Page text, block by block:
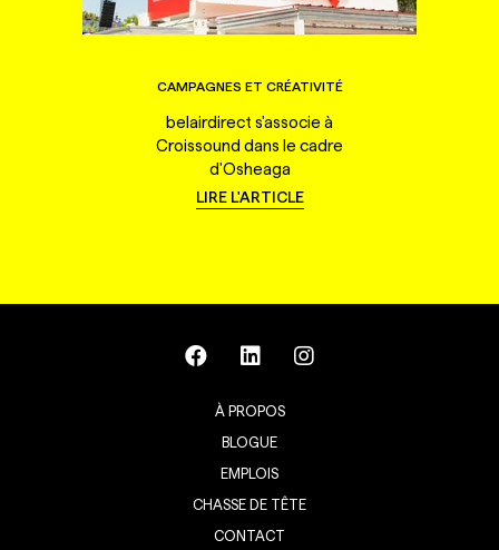
CAMPAGNES ET CRÉATIVITÉ
belairdirect s'associe à
Croissound dans le cadre
d'Osheaga
LIRE L'ARTICLE
À PROPOS
BLOGUE
EMPLOIS
CHASSE DE TÊTE
CONTACT